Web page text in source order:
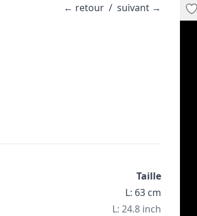
← retour / suivant →
Taille
L: 63 cm
L: 24.8 inch